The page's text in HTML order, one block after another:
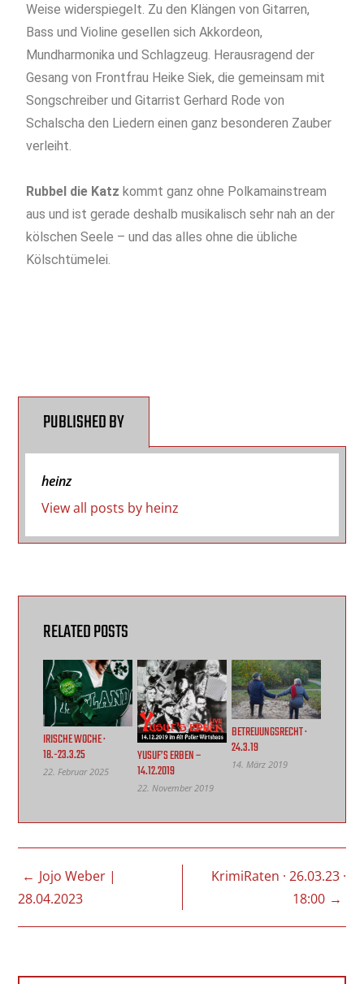
Weise widerspiegelt. Zu den Klängen von Gitarren,
Bass und Violine gesellen sich Akkordeon,
Mundharmonika und Schlagzeug. Herausragend der
Gesang von Frontfrau Heike Siek, die gemeinsam mit
Songschreiber und Gitarrist Gerhard Rode von
Schalscha den Liedern einen ganz besonderen Zauber
verleiht.
Rubbel die Katz kommt ganz ohne Polkamainstream
aus und ist gerade deshalb musikalisch sehr nah an der
kölschen Seele – und das alles ohne die übliche
Kölschtümelei.
PUBLISHED BY
heinz
View all posts by heinz
RELATED POSTS
IRISCHE WOCHE ·
18.-23.3.25
22. Februar 2025
YUSUF’S ERBEN –
14.12.2019
22. November 2019
BETREUUNGSRECHT ·
24.3.19
14. März 2019
Jojo Weber |
28.04.2023
KrimiRaten · 26.03.23 ·
18:00